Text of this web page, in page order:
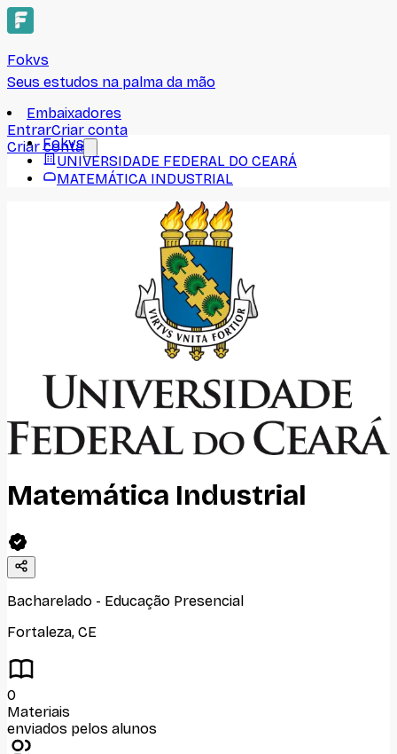
Fokvs
Seus estudos na palma da mão
Embaixadores
EntrarCriar conta
Criar conta
Fokvs
UNIVERSIDADE FEDERAL DO CEARÁ
MATEMÁTICA INDUSTRIAL
Matemática Industrial
Bacharelado - Educação Presencial
Fortaleza, CE
0
Materiais
enviados pelos alunos